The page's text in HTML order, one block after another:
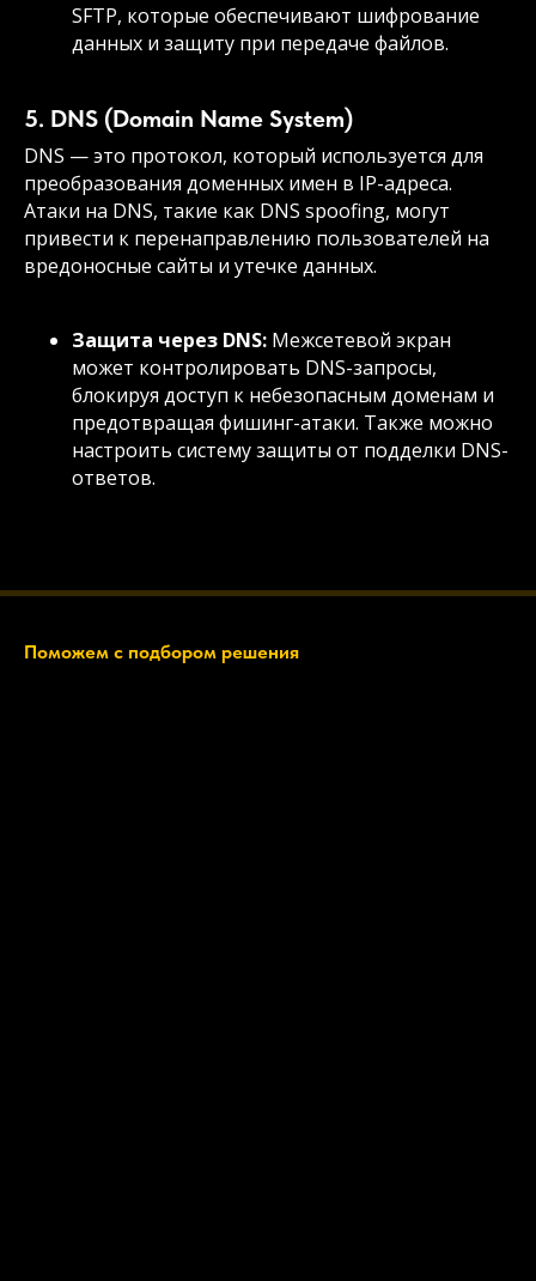
SFTP, которые обеспечивают шифрование
данных и защиту при передаче файлов.
5. DNS (Domain Name System)
DNS — это протокол, который используется для
преобразования доменных имен в IP-адреса.
Атаки на DNS, такие как DNS spoofing, могут
привести к перенаправлению пользователей на
вредоносные сайты и утечке данных.
Защита через DNS: Межсетевой экран
может контролировать DNS-запросы,
блокируя доступ к небезопасным доменам и
предотвращая фишинг-атаки. Также можно
настроить систему защиты от подделки DNS-
ответов.
Поможем с подбором решения